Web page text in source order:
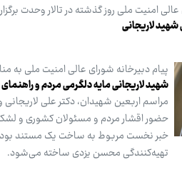
امنیت ملی روز گذشته در تالار وحدت
لاریجانی
پیام دبیرخانه شورای عالی امنیت ملی به
شهید لاریجانی مایه دلگرمی مردم و
حضور اقشار مردم و مسئولان کشوری و
خبر نخست مربوط به ساخت یک مستند بود؛
تهیه‌کنندگی محسن یزدی ساخته می‌شود.